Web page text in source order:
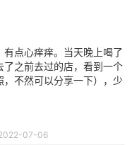
点心痒痒。当天晚上喝了
之前去过的店，看到一个
不然可以分享一下），少
07-06